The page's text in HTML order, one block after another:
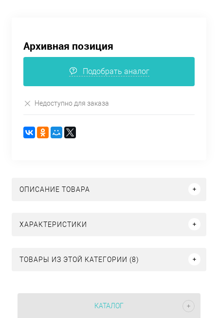
Архивная позиция
Подобрать аналог
Недоступно для заказа
ОПИСАНИЕ ТОВАРА
ХАРАКТЕРИСТИКИ
ТОВАРЫ ИЗ ЭТОЙ КАТЕГОРИИ (8)
КАТАЛОГ